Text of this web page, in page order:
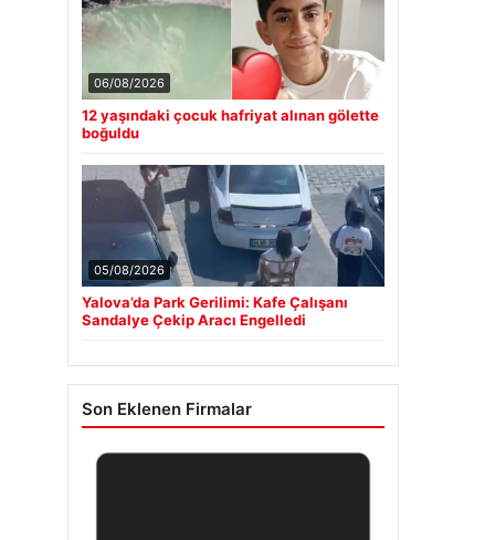
06/08/2026
12 yaşındaki çocuk hafriyat alınan gölette
boğuldu
05/08/2026
Yalova’da Park Gerilimi: Kafe Çalışanı
Sandalye Çekip Aracı Engelledi
Son Eklenen Firmalar